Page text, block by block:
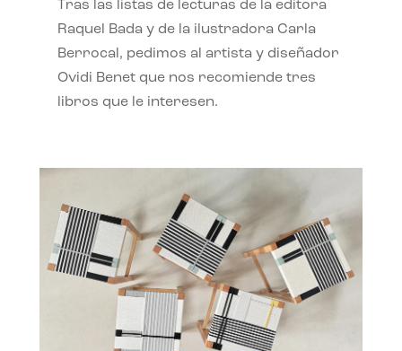
Tras las listas de lecturas de la editora
Raquel Bada y de la ilustradora Carla
Berrocal, pedimos al artista y diseñador
Ovidi Benet que nos recomiende tres
libros que le interesen.